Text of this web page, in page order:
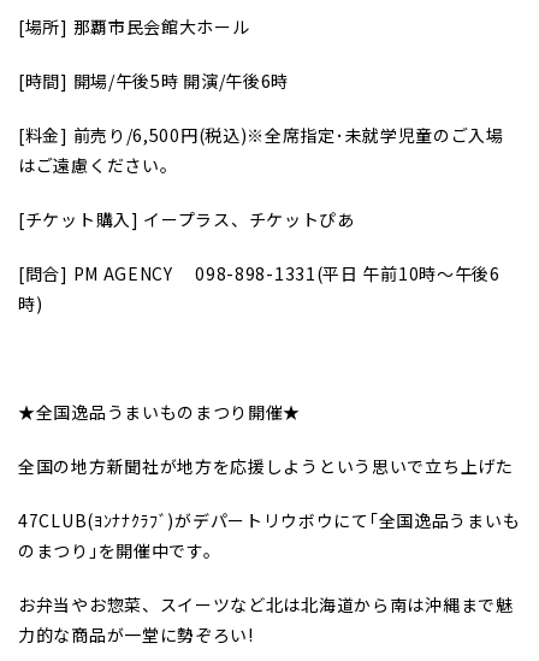
[場所] 那覇市民会館大ホール
[時間] 開場/午後5時 開演/午後6時
[料金] 前売り/6,500円(税込)※全席指定･未就学児童のご入場
はご遠慮ください。
[チケット購入] イープラス、チケットぴあ
[問合] PM AGENCY 098-898-1331(平日 午前10時～午後6
時)
★全国逸品うまいものまつり開催★
全国の地方新聞社が地方を応援しようという思いで立ち上げた
47CLUB(ﾖﾝﾅﾅｸﾗﾌﾞ)がデパートリウボウにて｢全国逸品うまいも
のまつり｣を開催中です。
お弁当やお惣菜、スイーツなど北は北海道から南は沖縄まで魅
力的な商品が一堂に勢ぞろい!